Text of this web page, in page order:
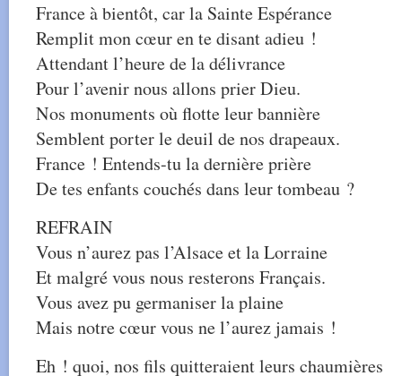
France à bientôt, car la Sainte Espérance
Remplit mon cœur en te disant adieu !
Attendant l’heure de la délivrance
Pour l’avenir nous allons prier Dieu.
Nos monuments où flotte leur bannière
Semblent porter le deuil de nos drapeaux.
France ! Entends-tu la dernière prière
De tes enfants couchés dans leur tombeau ?
REFRAIN
Vous n’aurez pas l’Alsace et la Lorraine
Et malgré vous nous resterons Français.
Vous avez pu germaniser la plaine
Mais notre cœur vous ne l’aurez jamais !
Eh ! quoi, nos fils quitteraient leurs chaumières